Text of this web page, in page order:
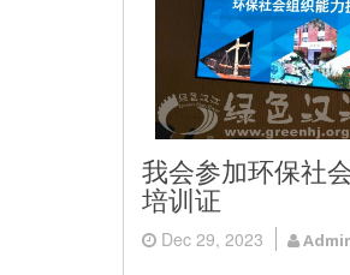
我会参加环保社
培训证
Dec 29, 2023